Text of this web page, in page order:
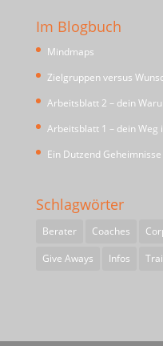
Im Blogbuch
Mindmaps
Zielgruppen versus
Arbeitsblatt 2 – dein
Arbeitsblatt 1 – dein Weg
Ein Dutzend
Schlagwörter
Berater Coaches
Give Aways
Infos